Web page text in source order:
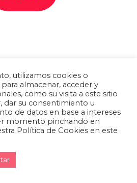
utilizamos cookies o
almacenar, acceder y
como su visita a este sitio
dar su consentimiento u
de datos en base a intereses
momento pinchando en
Política de Cookies en este